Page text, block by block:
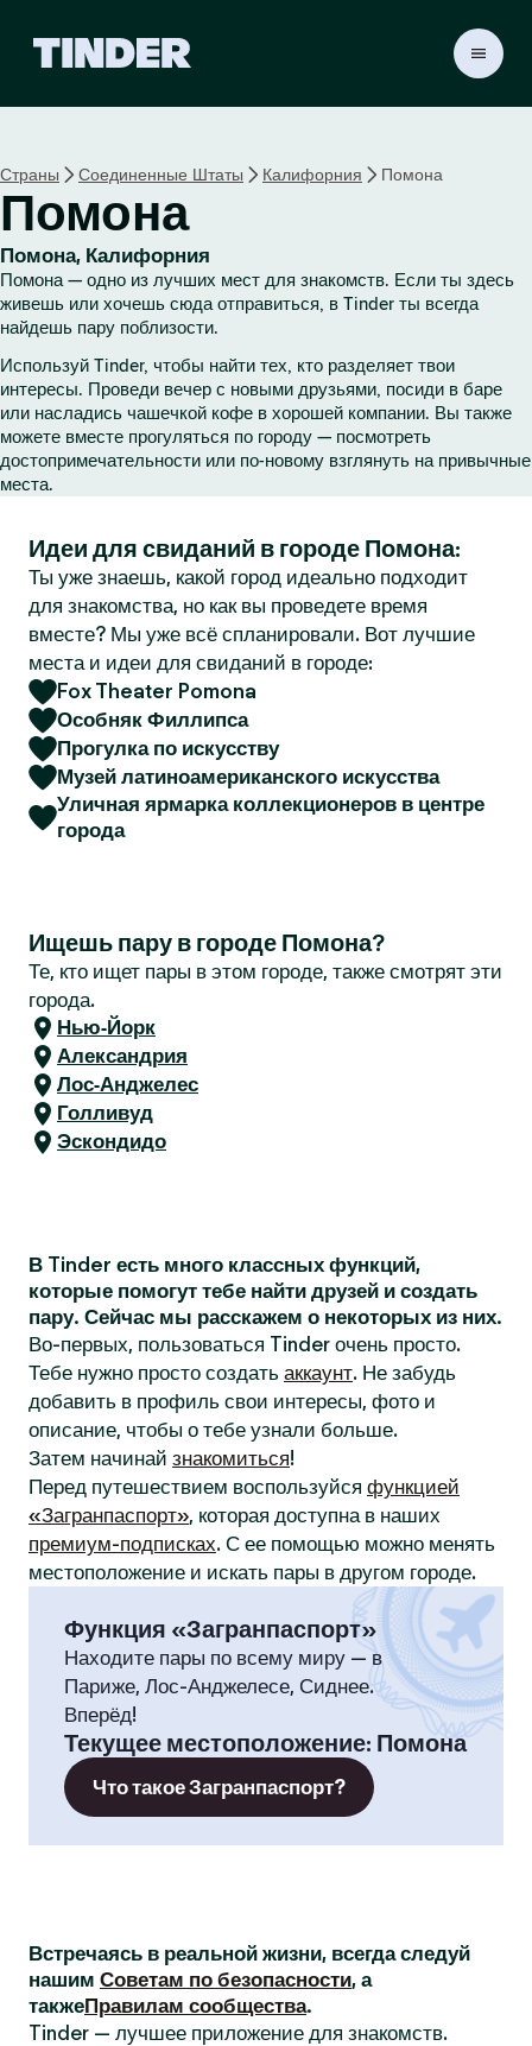
а
т
р
а
н
ц
а
T
i
n
r
Страны Соединенные Штаты Калифорния Помона
Помона
Помона, Калифорния
Помона — одно из лучших мест для знакомств. Если ты здесь
живешь или хочешь сюда отправиться, в Tinder ты всегда
найдешь пару поблизости.
Используй Tinder, чтобы найти тех, кто разделяет твои
интересы. Проведи вечер с новыми друзьями, посиди в баре
или насладись чашечкой кофе в хорошей компании. Вы также
можете вместе прогуляться по городу — посмотреть
достопримечательности или по-новому взглянуть на привычные
места.
Идеи для свиданий в городе Помона:
Ты уже знаешь, какой город идеально подходит
для знакомства, но как вы проведете время
вместе? Мы уже всё спланировали. Вот лучшие
места и идеи для свиданий в городе:
Fox Theater Pomona
Особняк Филлипса
Прогулка по искусству
Музей латиноамериканского искусства
Уличная ярмарка коллекционеров в центре
города
Ищешь пару в городе Помона?
Те, кто ищет пары в этом городе, также смотрят эти
города.
Нью-Йорк
Александрия
Лос-Анджелес
Голливуд
Эскондидо
В Tinder есть много классных функций,
которые помогут тебе найти друзей и создать
пару. Сейчас мы расскажем о некоторых из них.
Во-первых, пользоваться Tinder очень просто.
Тебе нужно просто создать аккаунт. Не забудь
добавить в профиль свои интересы, фото и
описание, чтобы о тебе узнали больше.
Затем начинай знакомиться!
Перед путешествием воспользуйся функцией
«Загранпаспорт», которая доступна в наших
премиум-подписках. С ее помощью можно менять
местоположение и искать пары в другом городе.
Функция «Загранпаспорт»
Находите пары по всему миру — в
Париже, Лос-Анджелесе, Сиднее.
Вперёд!
Текущее местоположение: Помона
Что такое Загранпаспорт?
Встречаясь в реальной жизни, всегда следуй
нашим Советам по безопасности, а
такжеПравилам сообщества.
Tinder — лучшее приложение для знакомств.